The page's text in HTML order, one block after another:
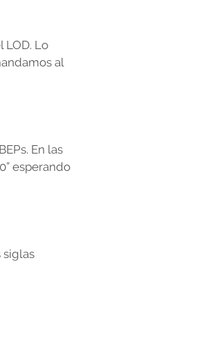
LOD. Lo
al
En las
esperando
siglas